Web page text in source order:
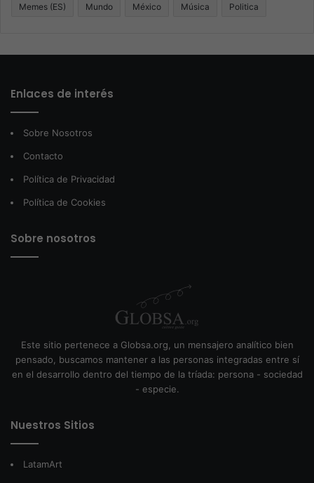
Memes (ES) Mundo México Música Politica
Enlaces de interés
Sobre Nosotros
Contacto
Política de Privacidad
Política de Cookies
Sobre nosotros
Este sitio pertenece a Globsa.org, un mensajero analítico bien
pensado, buscamos mantener a las personas integradas entre sí
en el desarrollo dentro del tiempo de la tríada: persona - sociedad
- especie.
Nuestros Sitios
LatamArt